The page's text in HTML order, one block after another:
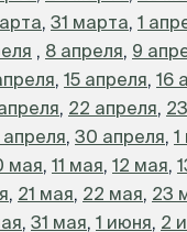
, 31 марта, 1
, 8 апреля, 9
, 15 апреля, 16
, 22 апреля,
апреля, 30 апреля, 1
мая, 11 мая, 12 мая,
, 21 мая, 22 мая, 23
, 31 мая, 1 июня, 2